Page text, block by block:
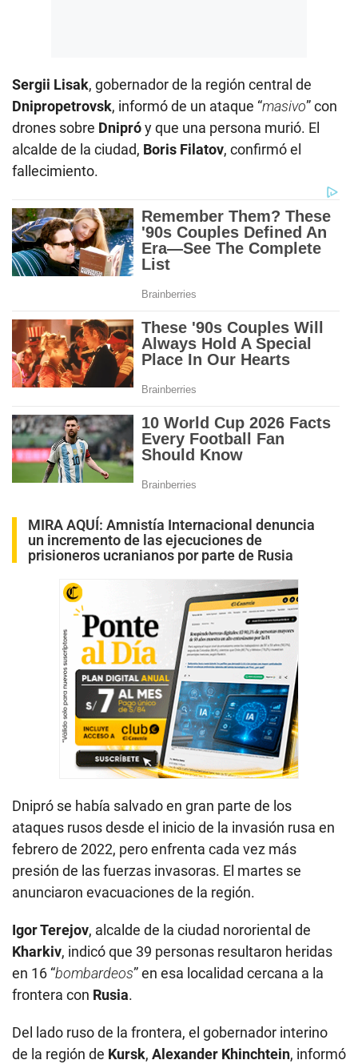
Sergii Lisak, gobernador de la región central de
Dnipropetrovsk, informó de un ataque “masivo” con
drones sobre Dnipróy que una persona murió. El
alcalde de la ciudad, Boris Filatov, confirmó el
fallecimiento.
MIRA AQUÍ: Amnistía Internacional denuncia
un incremento de las ejecuciones de
prisioneros ucranianos por parte de Rusia
Dnipró se había salvado en gran parte de los
ataques rusos desde el inicio de la invasión rusa en
febrero de 2022, pero enfrenta cada vez más
presión de las fuerzas invasoras. El martes se
anunciaron evacuaciones de la región.
Igor Terejov, alcalde de la ciudad nororiental de
Kharkiv, indicó que 39 personas resultaron heridas
en 16 “bombardeos” en esa localidad cercana a la
frontera con Rusia.
Del lado ruso de la frontera, el gobernador interino
de la región de Kursk, Alexander Khinchtein, informó